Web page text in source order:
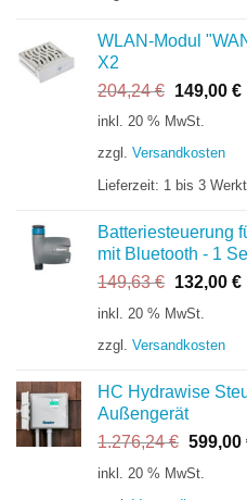
WLAN-Modul
X2
204,24€
Preis
204,24 €
149,00 €
inkl. 20 % MwSt.
zzgl. Versandkosten
Lieferzeit: 1 bis 3
Batteriesteuerung
mit Bluetooth - 1
149,63€
Preis
149,63 €
132,00 €
inkl. 20 % MwSt.
zzgl. Versandkosten
HC Hydrawise
Außengerät
1.276,24€
Preis
599,00
inkl. 20 % MwSt.